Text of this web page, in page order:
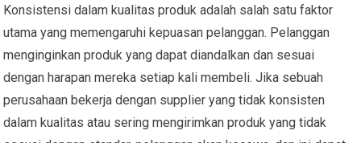
Konsistensi dalam kualitas produk adalah salah satu faktor
utama yang memengaruhi kepuasan pelanggan. Pelanggan
menginginkan produk yang dapat diandalkan dan sesuai
dengan harapan mereka setiap kali membeli. Jika sebuah
perusahaan bekerja dengan supplier yang tidak konsisten
dalam kualitas atau sering mengirimkan produk yang tidak